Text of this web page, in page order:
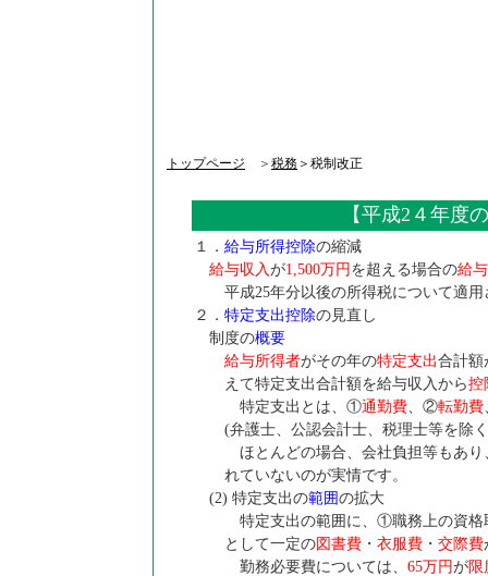
トップページ ＞ 税務 ＞税制改正
【平成2４年度
１． 給与所得控除の縮減
給与収入が1,500万円 を超える場合の給
平成25年分以後の所得税について適用
２． 特定支出控除の見直し
制度の概要
給与所得者がその年の特定支出合計額
えて特定支出合計額を給与収入から控
特定支出とは、①通勤費、②転勤費
(弁護士、公認会計士、税理士等を除
ほとんどの場合、会社負担等もあり
れていないのが実情です。
(2) 特定支出の範囲の拡大
特定支出の範囲に、①職務上の資格
として一定の図書費・ 衣服費・ 交際費
勤務必要費については、 65万円が限